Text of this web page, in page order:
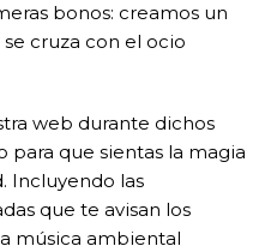
bonos: creamos un
cruza con el ocio
web durante dichos
para que sientas la magia
Incluyendo las
que te avisan los
música ambiental